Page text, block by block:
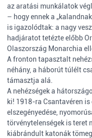
az aratási munkálatok
– hogy ennek a
is igazolódtak: a nagy
hadjáratot tetézte előbb
Olaszország Monarchia
A fronton tapasztalt
néhány, a háborút túlélt
támasztja alá.
A nehézségek a
ki! 1918-ra Csantavéren
elszegényedése,
törvénytelenségek is teret
kiábrándult katonák